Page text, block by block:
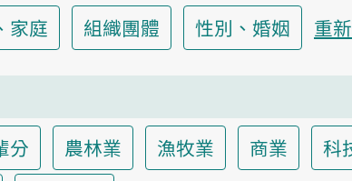
家庭 組織團體 性別、婚姻 重
分 農林業 漁牧業 商業
科